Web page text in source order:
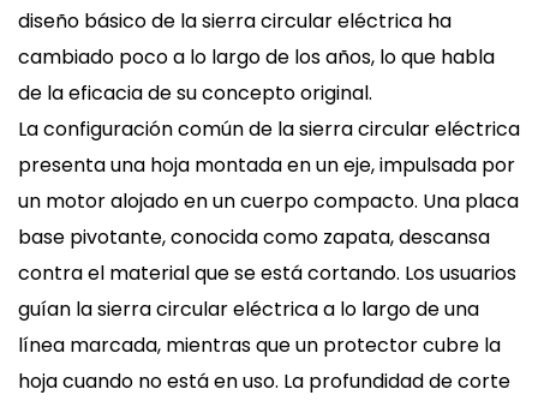
diseño básico de la sierra circular eléctrica ha
cambiado poco a lo largo de los años, lo que habla
de la eficacia de su concepto original.
La configuración común de la sierra circular eléctrica
presenta una hoja montada en un eje, impulsada por
un motor alojado en un cuerpo compacto. Una placa
base pivotante, conocida como zapata, descansa
contra el material que se está cortando. Los usuarios
guían la sierra circular eléctrica a lo largo de una
línea marcada, mientras que un protector cubre la
hoja cuando no está en uso. La profundidad de corte